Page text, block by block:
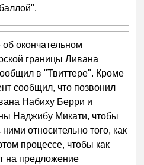
окончательном
границы Ливана
в "Твиттере". Кроме
сообщил, что позвонил
Набиху Берри и
Наджибу Микати, чтобы
относительно того, как
процессе, чтобы как
на предложение